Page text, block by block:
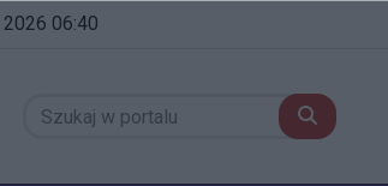
2026 06:40